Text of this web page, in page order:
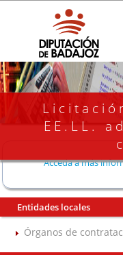
EE.LL.
Acceda a más
Entidades locales
Órganos de